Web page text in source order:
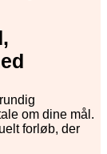
om dine mål.
forløb, der